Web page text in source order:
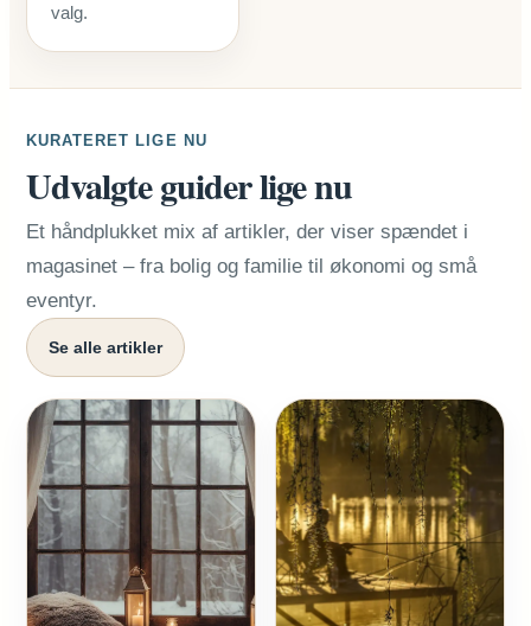
valg.
KURATERET LIGE NU
Udvalgte guider lige nu
Et håndplukket mix af artikler, der viser spændet i
magasinet – fra bolig og familie til økonomi og små
eventyr.
Se alle artikler